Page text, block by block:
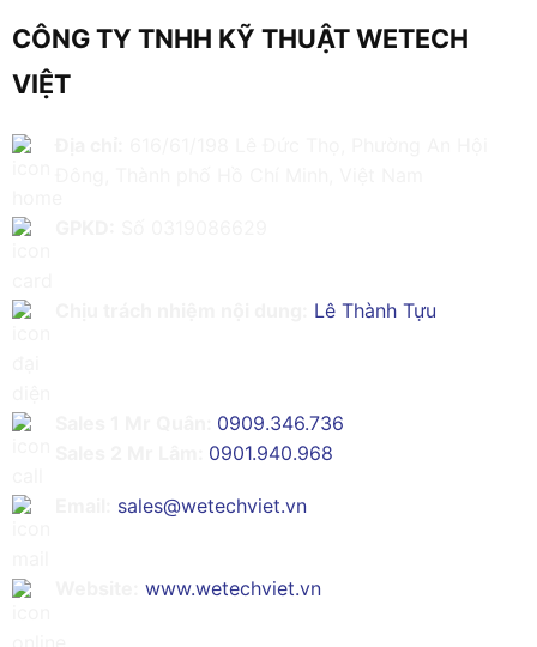
CÔNG TY TNHH KỸ THUẬT WETECH
VIỆT
Lê Thành Tựu
0909.346.736
0901.940.968
sales@wetechviet.vn
www.wetechviet.vn